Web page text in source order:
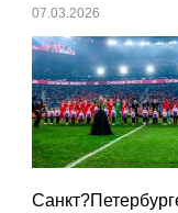
07.03.2026